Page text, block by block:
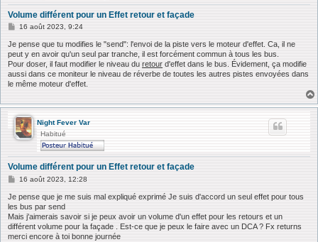
Volume différent pour un Effet retour et façade
M
s
s
g
e
16 août 2023, 9:24
Je pense que tu modifies le "send": l'envoi de la piste vers le moteur d'effet. Ca, il ne
peut y en avoir qu'un seul par tranche, il est forcément commun à tous les bus.
Pour doser, il faut modifier le niveau du retour d'effet dans le bus. Évidement, ça modifie
aussi dans ce moniteur le niveau de réverbe de toutes les autres pistes envoyées dans
le même moteur d'effet.
Night Fever Var
Habitué
Volume différent pour un Effet retour et façade
M
s
s
a
g
e
16 août 2023, 12:28
Je pense que je me suis mal expliqué exprimé Je suis d'accord un seul effet pour tous
les bus par send
Mais j'aimerais savoir si je peux avoir un volume d'un effet pour les retours et un
différent volume pour la façade . Est-ce que je peux le faire avec un DCA ? Fx returns
merci encore à toi bonne journée